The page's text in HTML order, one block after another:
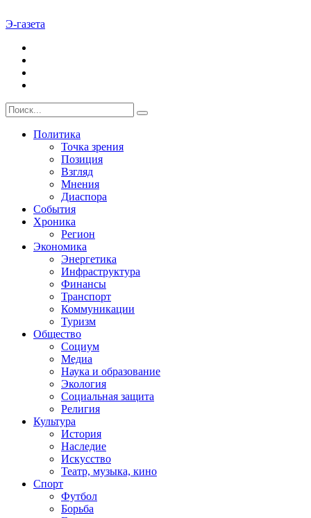
Э-газета
Политика
Точка зрения
Позиция
Взгляд
Мнения
Диаспора
События
Хроника
Регион
Экономика
Энергетика
Инфраструктура
Финансы
Транспорт
Коммуникации
Туризм
Общество
Социум
Медиа
Наука и образование
Экология
Социальная защита
Религия
Культура
История
Наследие
Искусство
Театр, музыка, кино
Спорт
Футбол
Борьба